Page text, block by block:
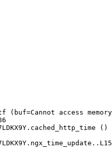
(buf=Cannot access
()